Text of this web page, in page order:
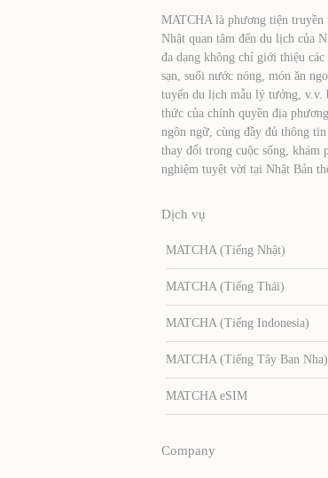
MATCHA là phương tiện truyền
Nhật quan tâm đến du lịch của
đa dạng không chỉ giới thiệu
sạn, suối nước nóng, món ăn
tuyến du lịch mẫu lý tưởng, v.v.
thức của chính quyền địa
ngôn ngữ, cùng đầy đủ thông
thay đổi trong cuộc sống, khám
nghiệm tuyệt vời tại Nhật Bản
Dịch vụ
MATCHA (Tiếng Nhật)
MATCHA (Tiếng Thái)
MATCHA (Tiếng Indonesia)
MATCHA (Tiếng Tây Ban Nha)
MATCHA eSIM
Company